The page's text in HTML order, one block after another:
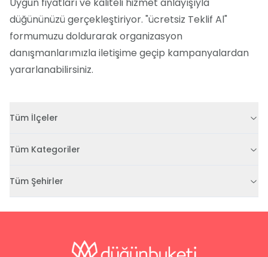
düğününüzü gerçekleştiriyor. "ücretsiz Teklif Al"
formumuzu doldurarak organizasyon
danışmanlarımızla iletişime geçip kampanyalardan
yararlanabilirsiniz.
Tüm İlçeler
Tüm Kategoriler
Tüm Şehirler